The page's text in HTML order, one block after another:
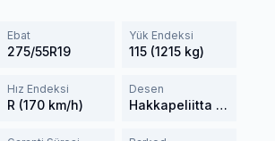
Ebat
275/55R19
Yük Endeksi
115 (1215 kg)
Hız Endeksi
R (170 km/h)
Desen
Hakkapeliitta R3 SUV